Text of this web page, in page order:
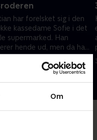
Om
har forelsket sig i den
kassedame Sofie i det
supermarked. Han
hende ud, men da han
får uventet besøg
kriminelle bror, bliver det
meget mere besværligt
2009 • 21 min